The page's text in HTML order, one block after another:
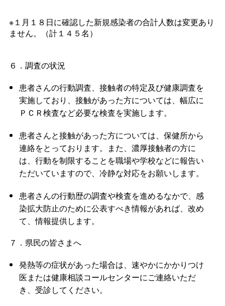
※１月１８日に確認した新規感染者の合計人数は変更あり
ません。（計１４５名）
６．調査の状況
患者さんの行動調査、接触者の特定及び健康調査を
実施しており、接触があった方については、幅広に
ＰＣＲ検査など必要な検査を実施します。
患者さんと接触があった方については、保健所から
連絡をとっております。また、濃厚接触者の方に
は、行動を制限することを職場や学校などに報告い
ただいていますので、冷静な対応をお願いします。
患者さんの行動歴の調査や検査を進めるなかで、感
染拡大防止のために公表すべき情報があれば、改め
て、情報提供します。
７．県民の皆さまへ
発熱等の症状があった場合は、速やかにかかりつけ
医または健康相談コールセンターにご連絡いただ
き、受診してください。